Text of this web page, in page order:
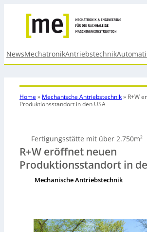
NewsMechatronikAntriebstechnik
Home» Mechanische Antriebstechnik» R+W
Produktionsstandort in den USA
Fertigungsstätte mit über 2.750m²
R+W eröffnet neuen
Produktionsstandort in
Mechanische Antriebstechnik